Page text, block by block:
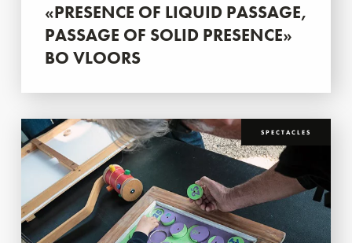
«PRESENCE OF LIQUID PASSAGE,
PASSAGE OF SOLID PRESENCE»
BO VLOORS
SPECTACLES